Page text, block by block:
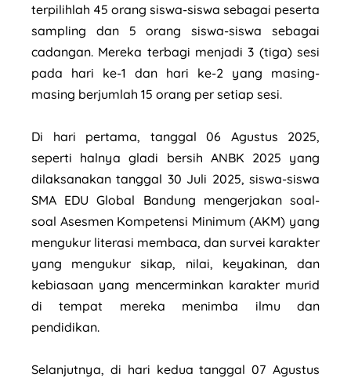
terpilihlah 45 orang siswa-siswa sebagai peserta
sampling dan 5 orang siswa-siswa sebagai
cadangan. Mereka terbagi menjadi 3 (tiga) sesi
pada hari ke-1 dan hari ke-2 yang masing-
masing berjumlah 15 orang per setiap sesi.
Di hari pertama, tanggal 06 Agustus 2025,
seperti halnya gladi bersih ANBK 2025 yang
dilaksanakan tanggal 30 Juli 2025, siswa-siswa
SMA EDU Global Bandung mengerjakan soal-
soal Asesmen Kompetensi Minimum (AKM) yang
mengukur literasi membaca, dan survei karakter
yang mengukur sikap, nilai, keyakinan, dan
kebiasaan yang mencerminkan karakter murid
di tempat mereka menimba ilmu dan
pendidikan.
Selanjutnya, di hari kedua tanggal 07 Agustus